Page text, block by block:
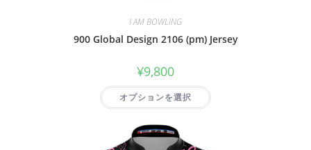
I AM BOWLING
900 Global Design 2106 (pm) Jersey
¥9,800
オプションを選択